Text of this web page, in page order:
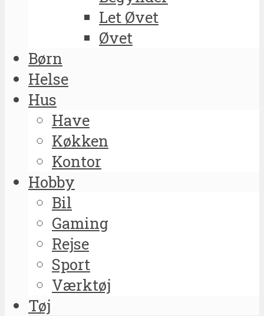
Let Øvet
Øvet
Børn
Helse
Hus
Have
Køkken
Kontor
Hobby
Bil
Gaming
Rejse
Sport
Værktøj
Tøj